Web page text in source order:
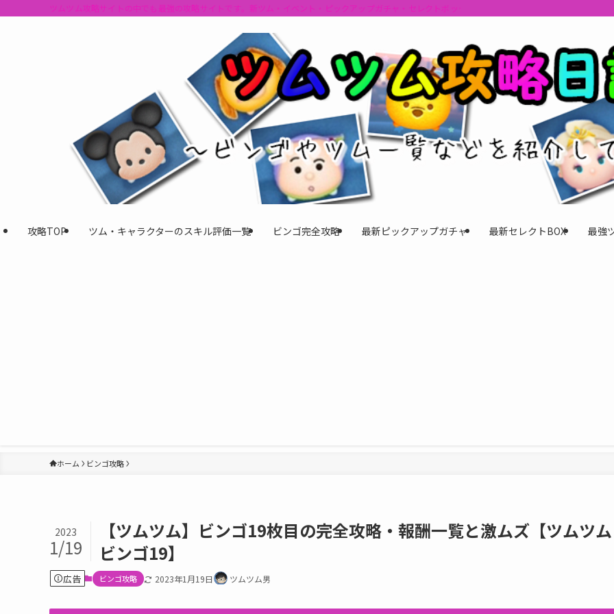
ツムツム攻略サイトの中でも最強の攻略サイトです。新ツム・イベント・ピックアップガチャ・セレクトボックスの情報を最速で提供しビンゴの
攻略TOP ツム・キャラクターのスキル評価一覧 ビンゴ完全攻略 最新ピックアップガチャ 最新セレクトBOX 最強
ホーム ビンゴ攻略
【ツムツム】ビンゴ19枚目の完全攻略・報酬一覧と激ムズ【ツムツム
ビンゴ19】
2023
1/19
広告 ビンゴ攻略 2023年1月19日 ツムツム男